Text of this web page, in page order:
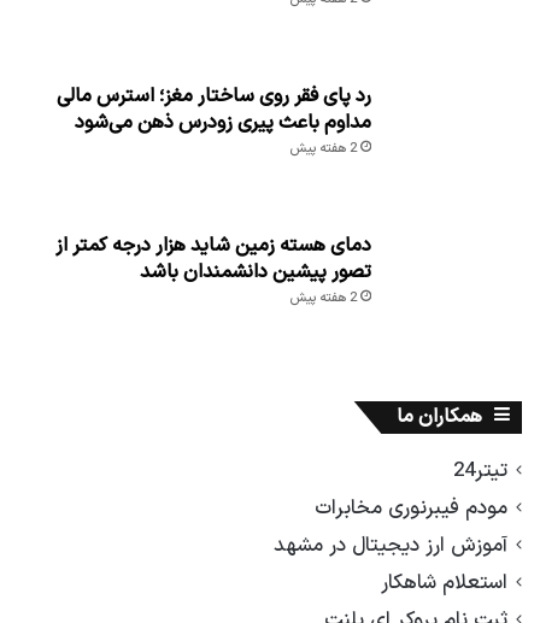
رد پای فقر روی ساختار مغز؛ استرس مالی
مداوم باعث پیری زودرس ذهن می‌شود
2 هفته پیش
دمای هسته زمین شاید هزار درجه کمتر از
تصور پیشین دانشمندان باشد
2 هفته پیش
همکاران ما
تیتر24
مودم فیبرنوری مخابرات
آموزش ارز دیجیتال در مشهد
استعلام شاهکار